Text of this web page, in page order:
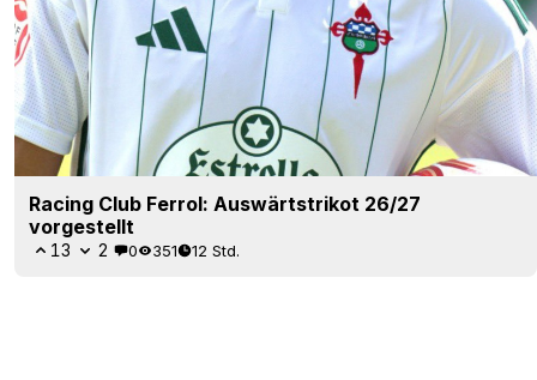
Racing Club Ferrol: Auswärtstrikot 26/27
vorgestellt
13 2 0 351 12 Std.